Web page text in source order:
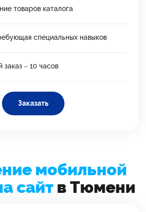
товаров каталога
специальных навыков
– 10 часов
Заказать
мобильной
сайт в Тюмени